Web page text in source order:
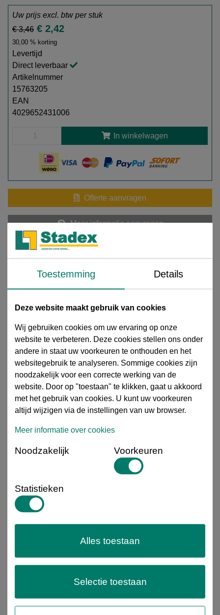
Uw prijs excl. btw perstuk
€ 3,46 € 2,42
30,00 % korting
Levertijd
Direct leverbaar
Artikelnummer
15763205
EAN
4029652431006
In winkelwagen
Offerte aanvragen
Meer informatie aanvragen
Download extra informatie
15760303-Technische data 1 Pijpnippels.pdf
gegalvaniseerd, conform: DVGW and SVGW / DIN EN
Stalen pijpnippels – Gegalvaniseerd Deze
gegalvaniseerde stalen pijpnippelsworden toegepast
voor het verbinden en verlengen van leidingen in
industriële en technische installaties. Het product is
vervaardigd uitstaalen voorzien van eenzinklaagter
bescherming tegen corrosie bij normaal industrieel
gebruik. De pijpnippels zijn uitgevoerd metconische BSP
normering. De nauwkeurige schroefdraadborgt een
montage met tape, hennep of vloeibare afdichting.
: Geschikt voor gebruik in onder andere:
Machinebouw en installatietechniek
installaties en beregening
mediumtoepassingen
diversediameters en lengtesen sluiten aan op gangbare
stalen fittingen en appendages binnen de industrie.
Specificaties
Toestemming Details
Deze website maakt gebruik van cookies
Wij gebruiken cookies om uw ervaring op onze
website te verbeteren. Deze cookies stellen ons onder
andere in staat uw voorkeuren te onthouden en het
websitegebruik te analyseren. Sommige cookies zijn
noodzakelijk voor een correcte werking van de
website. Door op "toestaan" te klikken, gaat u akkoord
met het gebruik van cookies. U kunt uw voorkeuren
altijd wijzigen via de instellingen van uw browser.
Meer informatie over cookies
Noodzakelijk Voorkeuren
Statistieken
Selectie toestaan
Alles toestaan